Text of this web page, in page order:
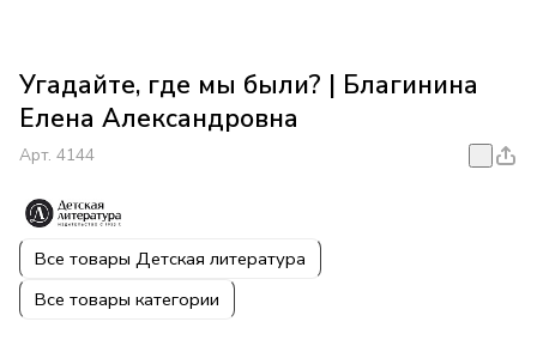
Угадайте, где мы были? | Благинина
Елена Александровна
Арт. 4144
Все товары Детская литература
Все товары категории